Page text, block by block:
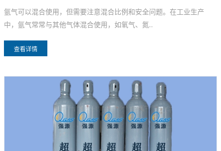
氩气可以混合使用，但需要注意混合比例和安全问题。在工业生产
中，氩气常常与其他气体混合使用，如氧气、氮..
查看详情